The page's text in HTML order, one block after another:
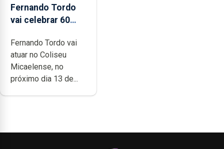
Fernando Tordo
vai celebrar 60
no Coliseu
Micaelense
Fernando Tordo vai
atuar no Coliseu
Micaelense, no
próximo dia 13 de...